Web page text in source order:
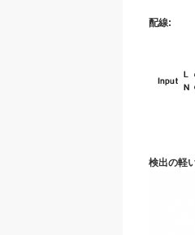
配線:
検出の軽